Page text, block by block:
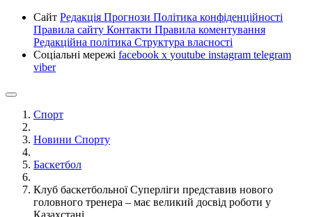
Сайт Редакція Прогнози Політика конфіденційності
Правила сайту Контакти Правила коментування
Редакційна політика Структура власності
Соціальні мережі facebook x youtube instagram telegram
viber
Спорт
Новини Спорту
Баскетбол
Клуб баскетбольної Суперліги представив нового
головного тренера – має великий досвід роботи у
Казахстані